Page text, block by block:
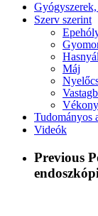
Szerv szerint
Máj
Tudományos
Videók
Previous